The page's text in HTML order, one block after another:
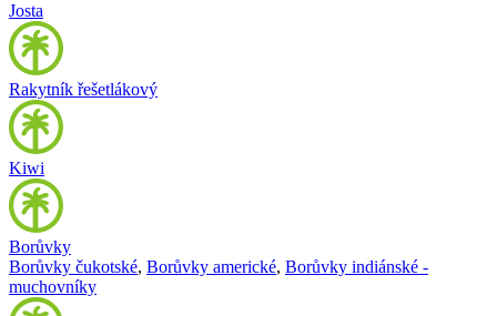
Josta
Rakytník řešetlákový
Kiwi
Borůvky
Borůvky čukotské, Borůvky americké, Borůvky indiánské -
muchovníky